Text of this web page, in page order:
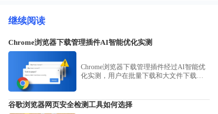
继续阅读
Chrome浏览器下载管理插件AI智能优化实测
Chrome浏览器下载管理插件经过AI智能优
化实测，用户在批量下载和大文件下载时
谷歌浏览器网页安全检测工具如何选择